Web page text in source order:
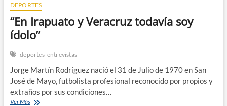
DEPORTES
“En Irapuato y Veracruz todavía soy
ídolo”
deportes entrevistas
Jorge Martín Rodríguez nació el 31 de Julio de 1970 en San
José de Mayo, futbolista profesional reconocido por propios y
extraños por sus condiciones…
Ver Más“En